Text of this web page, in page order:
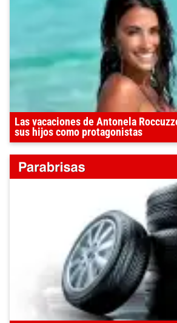
Las vacaciones de Antonela
sus hijos como protagonistas